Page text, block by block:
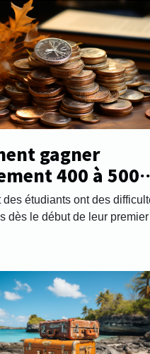
gagner
400 à 500
mois afin de
études ?
des étudiants ont des
dès le début de leur premier